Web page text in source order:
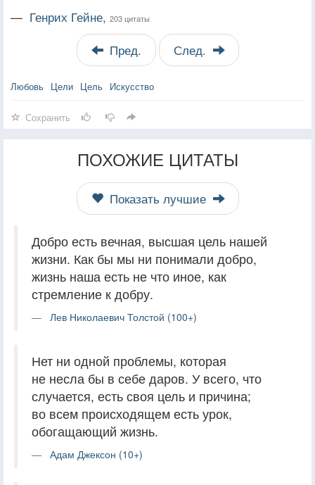
— Генрих Гейне, 203 цитаты
Пред. След.
Любовь Цели Цель Искусство
Сохранить
ПОХОЖИЕ ЦИТАТЫ
Показать лучшие
Добро есть вечная, высшая цель нашей
жизни. Как бы мы ни понимали добро,
жизнь наша есть не что иное, как
стремление к добру.
Лев Николаевич Толстой (100+)
Нет ни одной проблемы, которая
не несла бы в себе даров. У всего, что
случается, есть своя цель и причина;
во всем происходящем есть урок,
обогащающий жизнь.
Адам Джексон (10+)